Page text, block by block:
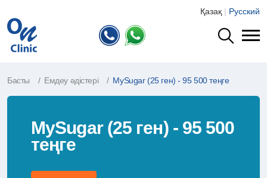
Қазақ | Русский
Басты Емдеу әдістері MySugar (25 ген) - 95 500 теңге
MySugar (25 ген) - 95 500
теңге